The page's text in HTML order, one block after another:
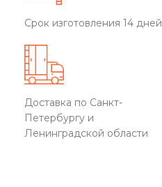
Срок изготовления 14 дней
Доставка по Санкт-
Петербургу и
Ленинградской области